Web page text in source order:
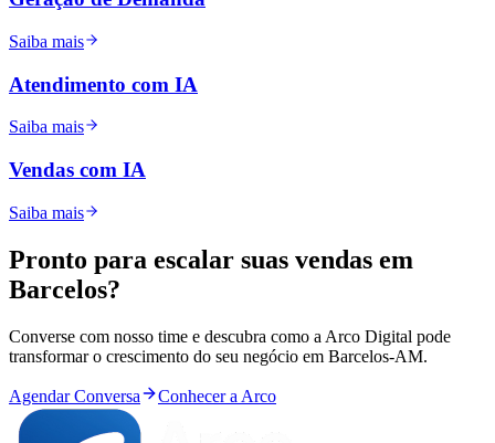
Saiba mais
Atendimento com IA
Saiba mais
Vendas com IA
Saiba mais
Pronto para escalar suas vendas em
Barcelos?
Converse com nosso time e descubra como a Arco Digital pode
transformar o crescimento do seu negócio em Barcelos-AM.
Agendar Conversa Conhecer a Arco